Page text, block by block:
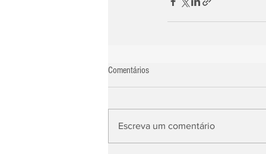
Comentários
Escreva um comentário